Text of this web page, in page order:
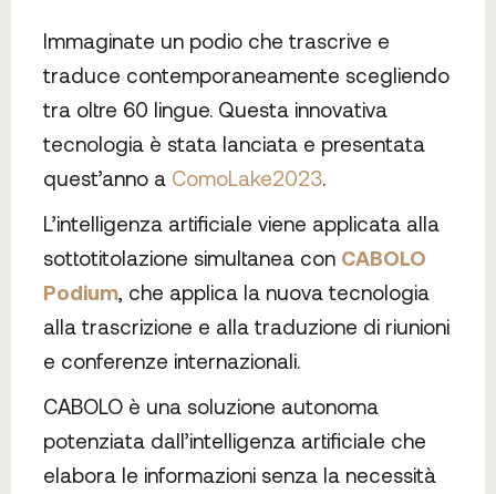
Immaginate un podio che trascrive e
traduce contemporaneamente scegliendo
tra oltre 60 lingue. Questa innovativa
tecnologia è stata lanciata e presentata
quest’anno a ComoLake2023.
L’intelligenza artificiale viene applicata alla
sottotitolazione simultanea con CABOLO
Podium, che applica la nuova tecnologia
alla trascrizione e alla traduzione di riunioni
e conferenze internazionali.
CABOLO è una soluzione autonoma
potenziata dall’intelligenza artificiale che
elabora le informazioni senza la necessità